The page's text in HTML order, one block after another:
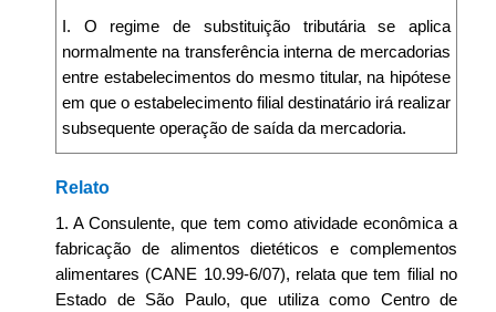
I. O regime de substituição tributária se aplica
normalmente na transferência interna de mercadorias
entre estabelecimentos do mesmo titular, na hipótese
em que o estabelecimento filial destinatário irá realizar
subsequente operação de saída da mercadoria.
Relato
1. A Consulente, que tem como atividade econômica a
fabricação de alimentos dietéticos e complementos
alimentares (CANE 10.99-6/07), relata que tem filial no
Estado de São Paulo, que utiliza como Centro de